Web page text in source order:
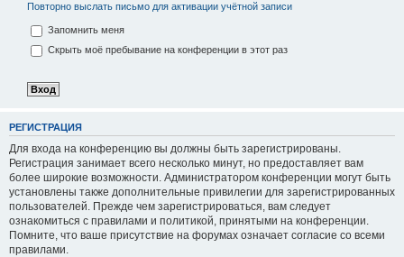
Повторно выслать письмо для активации учётной записи
Запомнить меня
Скрыть моё пребывание на конференции в этот раз
РЕГИСТРАЦИЯ
Для входа на конференцию вы должны быть зарегистрированы.
Регистрация занимает всего несколько минут, но предоставляет вам
более широкие возможности. Администратором конференции могут быть
установлены также дополнительные привилегии для зарегистрированных
пользователей. Прежде чем зарегистрироваться, вам следует
ознакомиться с правилами и политикой, принятыми на конференции.
Помните, что ваше присутствие на форумах означает согласие со всеми
правилами.